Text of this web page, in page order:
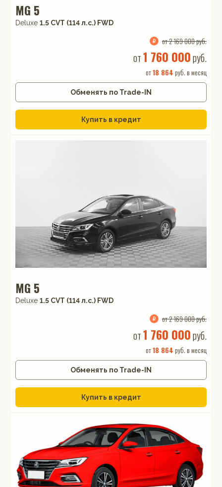
MG 5
Deluxe 1.5 CVT (114 л.с.) FWD
от 2 169 000 руб.
от1 760 000руб.
от18 864 руб. в месяц
Обменять по Trade-IN
Купить в кредит
MG 5
Deluxe 1.5 CVT (114 л.с.) FWD
от 2 169 000 руб.
от1 760 000руб.
от18 864 руб. в месяц
Обменять по Trade-IN
Купить в кредит